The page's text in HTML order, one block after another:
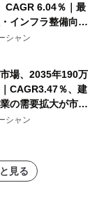
CAGR 6.04％｜最
インフラ整備向け
シャン
場、2035年190万
CAGR3.47％、建
の需要拡大が市場
シャン
見る